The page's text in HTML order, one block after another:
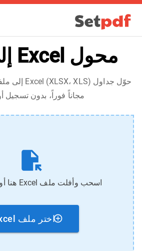
محول Excel إلى PDF
مجاناً فوراً، بدون تسجيل
اسحب وأفلت ملف Excel هنا أو انقر للاختيار
اختر ملف Excel